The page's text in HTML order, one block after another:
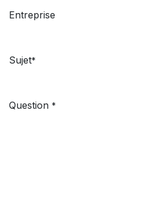
Entreprise
Sujet​*
Question *